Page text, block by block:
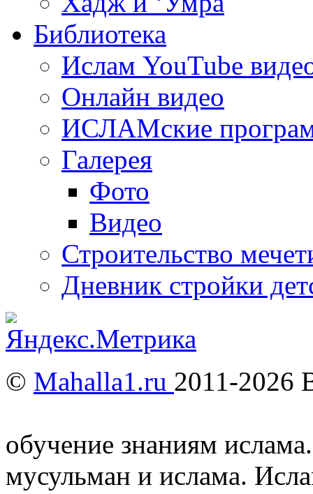
Библиотека
Ислам YouTube
Онлайн видео
ИСЛАМские
Галерея
Фото
Видео
Строительство
Дневник стройки
© Mahalla1.ru 2011-2026
обучение знаниям
мусульман и ислама.